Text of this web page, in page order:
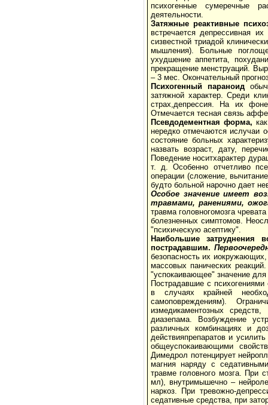
психогенные сумеречные
деятельности.
Затяжные реактивные
встречается депрессивная
сизвестной триадой
мышления). Больные
ухудшение аппетита,
прекращение менструаций.
– 3 мес. Окончательный
Психогенный параноид
затяжной характер. Среди
страх,депрессия. На их
Отмечается тесная связь
Псевдодементная форма,
нередко отмечаются ислучаи
состояние больных
назвать возраст, дату,
Поведение носитхарактер
т. д. Особенно отчетливо
операции (сложение,
будто больной нарочно дает
Особое значение имеет
травмами, ранениями,
травма головногомозга
болезненных симптомов.
"психическую асептику".
Наибольшие затруднения
пострадавшим.
безопасность их иокружающих,
массовых панических
"успокаивающее" значение
Пострадавшие с психогениями
в случаях крайней
самоповреждениям).
измедикаментозных
диазепама. Возбуждение
различных комбинациях и
действияпрепаратов и
общеуспокаивающими
Димедрол потенцирует
магния наряду с
травме головного мозга. При
мл), внутримышечно –
наркоз. При тревожно-
седативные средства, при